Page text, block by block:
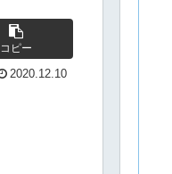
コピー
2020.12.10